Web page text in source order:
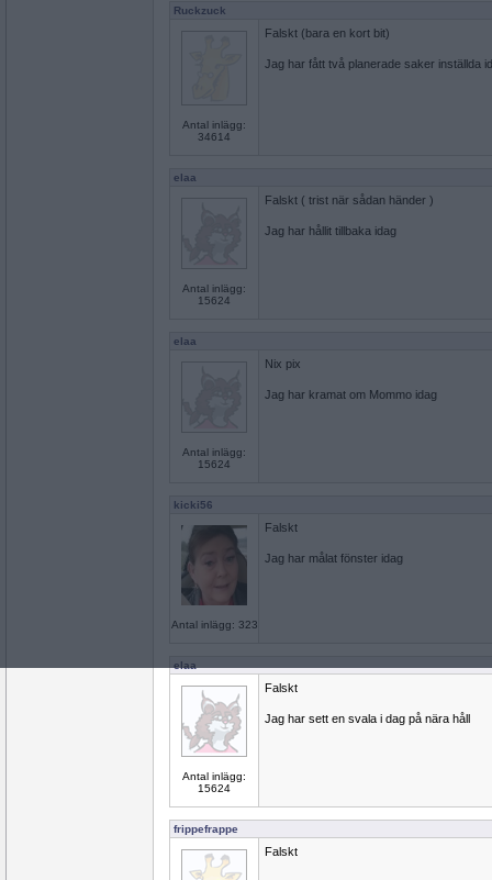
Ruckzuck
Antal inlägg:
34614
Falskt (bara en kort bit)
Jag har fått två planerade saker inställda
elaa
Antal inlägg:
15624
Falskt ( trist när sådan händer )
Jag har hållit tillbaka idag
elaa
Antal inlägg:
15624
Nix pix
Jag har kramat om Mommo idag
kicki56
Antal inlägg: 323
Falskt
Jag har målat fönster idag
elaa
Antal inlägg:
15624
Falskt
Jag har sett en svala i dag på nära håll
frippefrappe
Falskt